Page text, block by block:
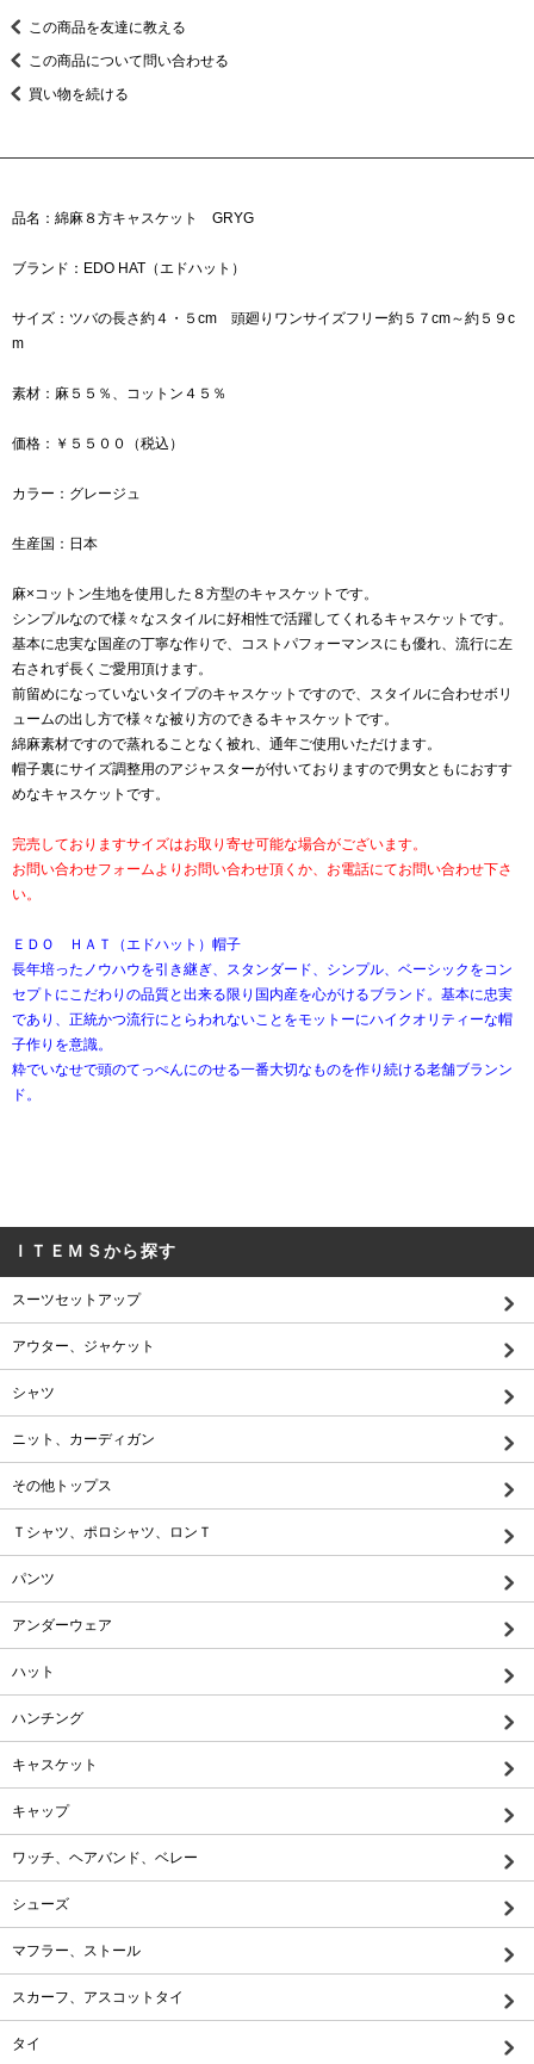
この商品を友達に教える
この商品について問い合わせる
買い物を続ける
品名：綿麻８方キャスケット GRYG
ブランド：EDO HAT（エドハット）
サイズ：ツバの長さ約４・５cm 頭廻りワンサイズフリー約５７cm～約５９c
m
素材：麻５５％、コットン４５％
価格：￥５５００（税込）
カラー：グレージュ
生産国：日本
麻×コットン生地を使用した８方型のキャスケットです。
シンプルなので様々なスタイルに好相性で活躍してくれるキャスケットです。
基本に忠実な国産の丁寧な作りで、コストパフォーマンスにも優れ、流行に左
右されず長くご愛用頂けます。
前留めになっていないタイプのキャスケットですので、スタイルに合わせボリ
ュームの出し方で様々な被り方のできるキャスケットです。
綿麻素材ですので蒸れることなく被れ、通年ご使用いただけます。
帽子裏にサイズ調整用のアジャスターが付いておりますので男女ともにおすす
めなキャスケットです。
完売しておりますサイズはお取り寄せ可能な場合がございます。
お問い合わせフォームよりお問い合わせ頂くか、お電話にてお問い合わせ下さ
い。
ＥＤＯ ＨＡＴ（エドハット）帽子
長年培ったノウハウを引き継ぎ、スタンダード、シンプル、ベーシックをコン
セプトにこだわりの品質と出来る限り国内産を心がけるブランド。基本に忠実
であり、正統かつ流行にとらわれないことをモットーにハイクオリティーな帽
子作りを意識。
粋でいなせで頭のてっぺんにのせる一番大切なものを作り続ける老舗ブランン
ド。
ＩＴＥＭＳから探す
スーツセットアップ
アウター、ジャケット
シャツ
ニット、カーディガン
その他トップス
Ｔシャツ、ポロシャツ、ロンＴ
パンツ
アンダーウェア
ハット
ハンチング
キャスケット
キャップ
ワッチ、ヘアバンド、ベレー
シューズ
マフラー、ストール
スカーフ、アスコットタイ
タイ